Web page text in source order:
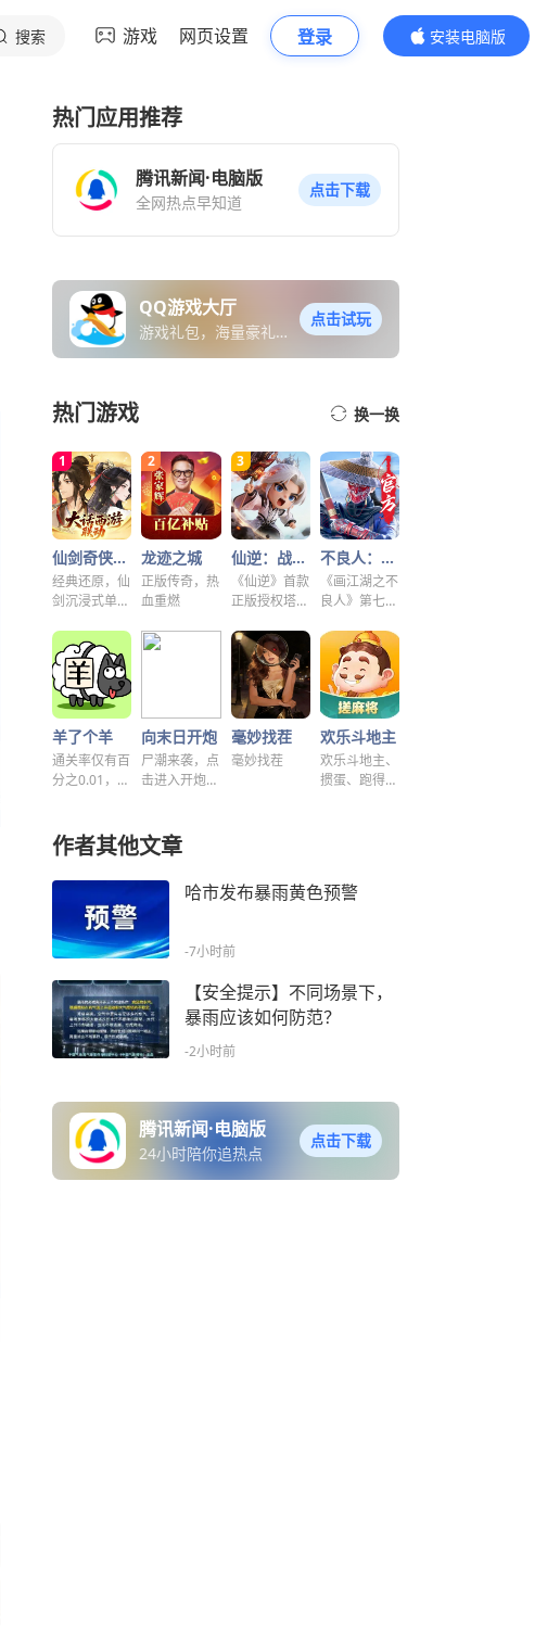
搜索 游戏 网页设置 登录
安装电脑版
内容更精彩
热门应用推荐
腾讯新闻·电脑版
全网热点早知道
点击下载
QQ游戏大厅
游戏礼包，海量豪礼免
点击试玩
热门游戏 换一换
仙剑奇侠传之新的开始
经典还原，仙
剑沉浸式单机
龙迹之城
正版传奇，热
血重燃
仙逆：战天道
《仙逆》首款
正版授权塔防
不良人：破局
《画江湖之不
良人》第七季
局！
羊了个羊
通关率仅有百
分之0.01，快
向末日开炮
尸潮来袭，点
击进入开炮宇
毫妙找茬
毫妙找茬
欢乐斗地主
欢乐斗地主、
掼蛋、跑得
作者其他文章
哈市发布暴雨黄色预警
-7小时前
【安全提示】不同场景下，
暴雨应该如何防范？
-2小时前
腾讯新闻·电脑版
24小时陪你追热点
点击下载